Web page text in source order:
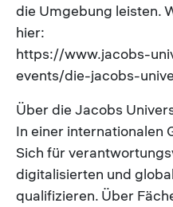
die Umgebung leisten.
hier:
https://www.jacobs-
events/die-jacobs-
Über die Jacobs
In einer internationalen
Sich für
digitalisierten und
qualifizieren. Über